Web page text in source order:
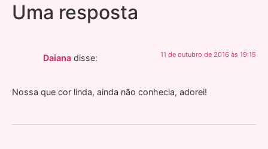
Uma resposta
Daiana disse: 11 de outubro de 2016 às 19:15
Nossa que cor linda, ainda não conhecia, adorei!